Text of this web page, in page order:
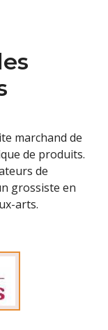
marchand de
de produits.
de
grossiste en
arts.